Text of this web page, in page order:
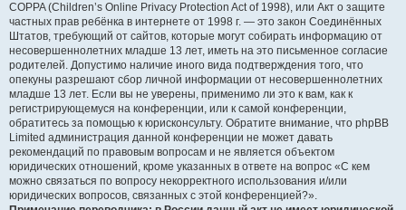
COPPA (Children’s Online Privacy Protection Act of 1998), или Акт о защите
частных прав ребёнка в интернете от 1998 г. — это закон Соединённых
Штатов, требующий от сайтов, которые могут собирать информацию от
несовершеннолетних младше 13 лет, иметь на это письменное согласие
родителей. Допустимо наличие иного вида подтверждения того, что
опекуны разрешают сбор личной информации от несовершеннолетних
младше 13 лет. Если вы не уверены, применимо ли это к вам, как к
регистрирующемуся на конференции, или к самой конференции,
обратитесь за помощью к юрисконсульту. Обратите внимание, что phpBB
Limited администрация данной конференции не может давать
рекомендаций по правовым вопросам и не является объектом
юридических отношений, кроме указанных в ответе на вопрос «С кем
можно связаться по вопросу некорректного использования и/или
юридических вопросов, связанных с этой конференцией?».